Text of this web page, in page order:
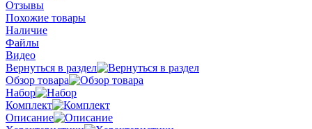
Отзывы
Похожие товары
Наличие
Файлы
Видео
Вернуться в раздел
Обзор товара
Набор
Комплект
Описание